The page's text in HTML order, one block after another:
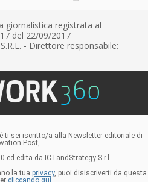
giornalistica registrata al
del 22/09/2017
- Direttore responsabile:
ti sei iscritto/a alla Newsletter editoriale di
Post,
ed edita da ICTandStrategy S.r.l.
la tua privacy, puoi disiscriverti da questa
cliccando qui.